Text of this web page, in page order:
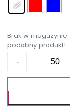
Brak w magazynie.
podobny produkt!
-
małego
kucharza,